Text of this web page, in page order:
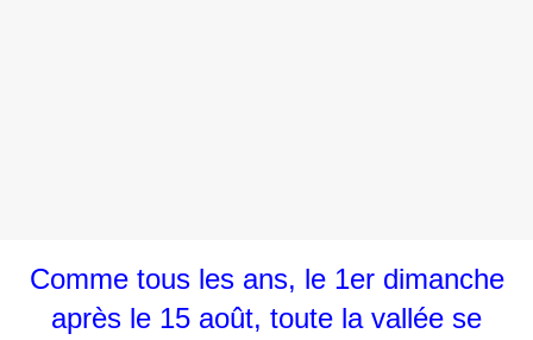
Comme tous les ans, le 1er dimanche
après le 15 août, toute la vallée se